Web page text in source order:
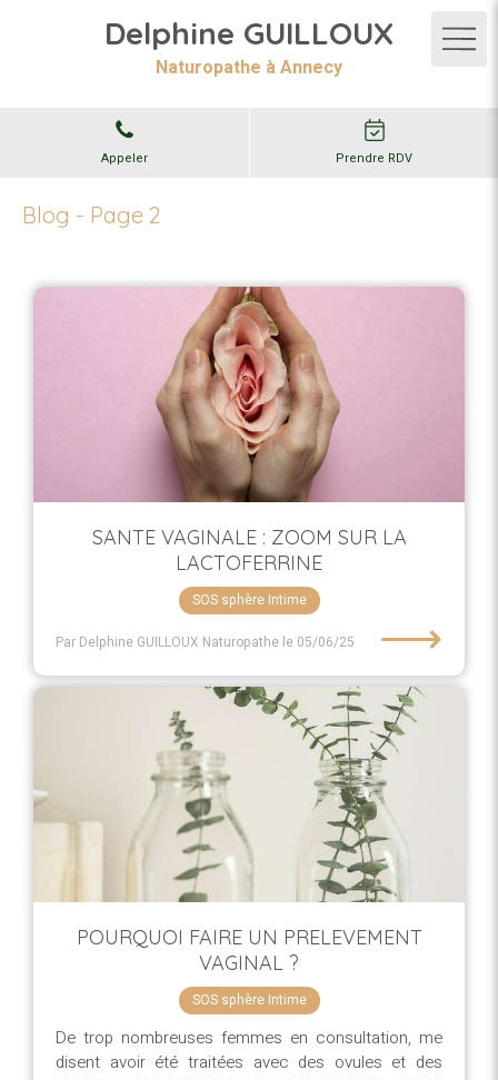
Delphine GUILLOUX
Naturopathe à Annecy
Appeler Prendre RDV
Blog - Page 2
SANTE VAGINALE : ZOOM SUR LA
LACTOFERRINE
SOS sphère Intime
Par Delphine GUILLOUX Naturopathe le 05/06/25 ⟶
POURQUOI FAIRE UN PRELEVEMENT
VAGINAL ?
SOS sphère Intime
De trop nombreuses femmes en consultation, me
disent avoir été traitées avec des ovules et des